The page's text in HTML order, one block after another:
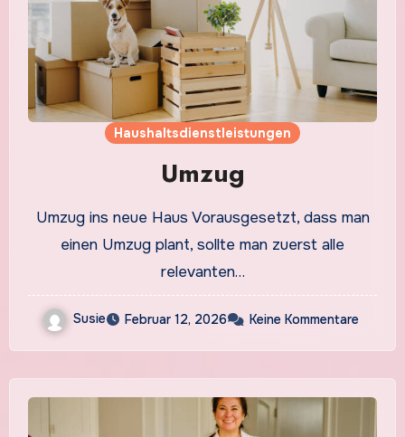
Haushaltsdienstleistungen
Umzug
Umzug ins neue Haus Vorausgesetzt, dass man
einen Umzug plant, sollte man zuerst alle
relevanten…
Susie Februar 12, 2026 Keine Kommentare